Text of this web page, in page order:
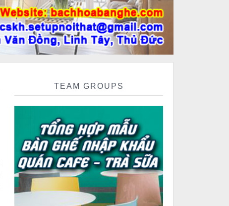
TEAM GROUPS